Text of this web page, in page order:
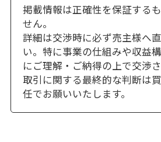
掲載情報は正確性を保証する
せん。
詳細は交渉時に必ず売主様へ
い。特に事業の仕組みや収益
にご理解・ご納得の上で交渉
取引に関する最終的な判断は
任でお願いいたします。